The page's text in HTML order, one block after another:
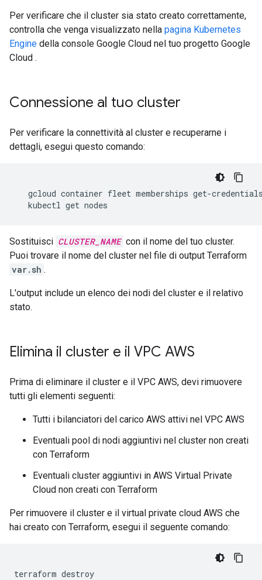
Per verificare che il cluster sia stato creato correttamente,
controlla che venga visualizzato nella pagina Kubernetes
Engine della console Google Cloud nel tuo progetto Google
Cloud .
Connessione al tuo cluster
Per verificare la connettività al cluster e recuperarne i
dettagli, esegui questo comando:
gcloud container fleet memberships get-
kubectl get
Sostituisci CLUSTER_NAME con il nome del tuo cluster.
Puoi trovare il nome del cluster nel file di output Terraform
var.sh .
L'output include un elenco dei nodi del cluster e il relativo
stato.
Elimina il cluster e il VPC AWS
Prima di eliminare il cluster e il VPC AWS, devi rimuovere
tutti gli elementi seguenti:
Tutti i bilanciatori del carico AWS attivi nel VPC AWS
Eventuali pool di nodi aggiuntivi nel cluster non creati
con Terraform
Eventuali cluster aggiuntivi in AWS Virtual Private
Cloud non creati con Terraform
Per rimuovere il cluster e il virtual private cloud AWS che
hai creato con Terraform, esegui il seguente comando:
terraform